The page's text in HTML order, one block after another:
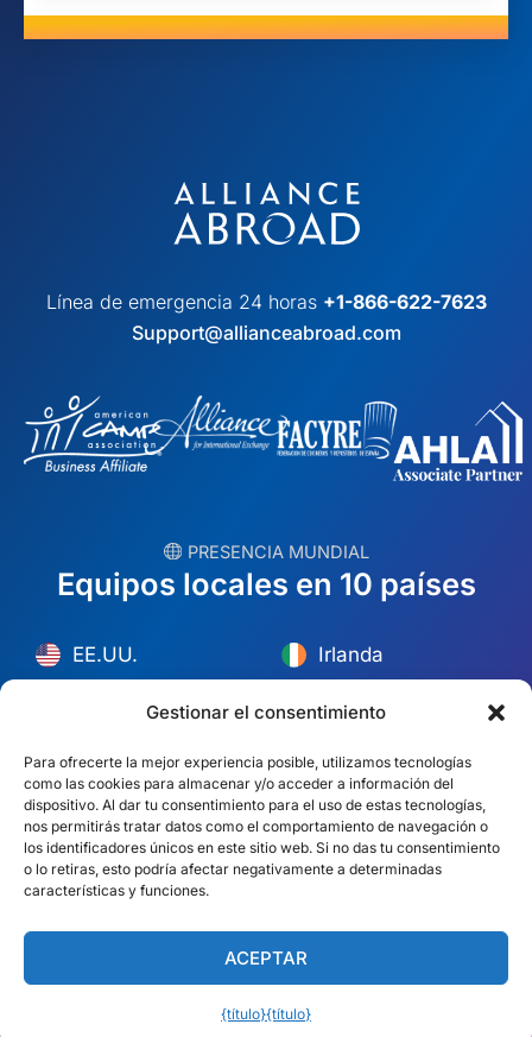
Gestionar el consentimiento
Para ofrecerte la mejor experiencia posible, utilizamos tecnologías
como las cookies para almacenar y/o acceder a información del
dispositivo. Al dar tu consentimiento para el uso de estas tecnologías,
nos permitirás tratar datos como el comportamiento de navegación o
los identificadores únicos en este sitio web. Si no das tu consentimiento
o lo retiras, esto podría afectar negativamente a determinadas
características y funciones.
ACEPTAR
{título}{título}
Línea de emergencia 24 horas +1-866-622-7623
Support@allianceabroad.com
︎ PRESENCIA MUNDIAL
Equipos locales en 10 países
EE.UU.
México
España
Brasil/Mercosur
Irlanda
Polonia
Australia
S. África
Portugal
Encuentra tu equipo local →
© Copyright 2026 Alliance Abroad. Todos los derechos
reservados.Diseño web: Rob&Paul.
Descargo de responsabilidad
Política de privacidad
Español (América Latina)